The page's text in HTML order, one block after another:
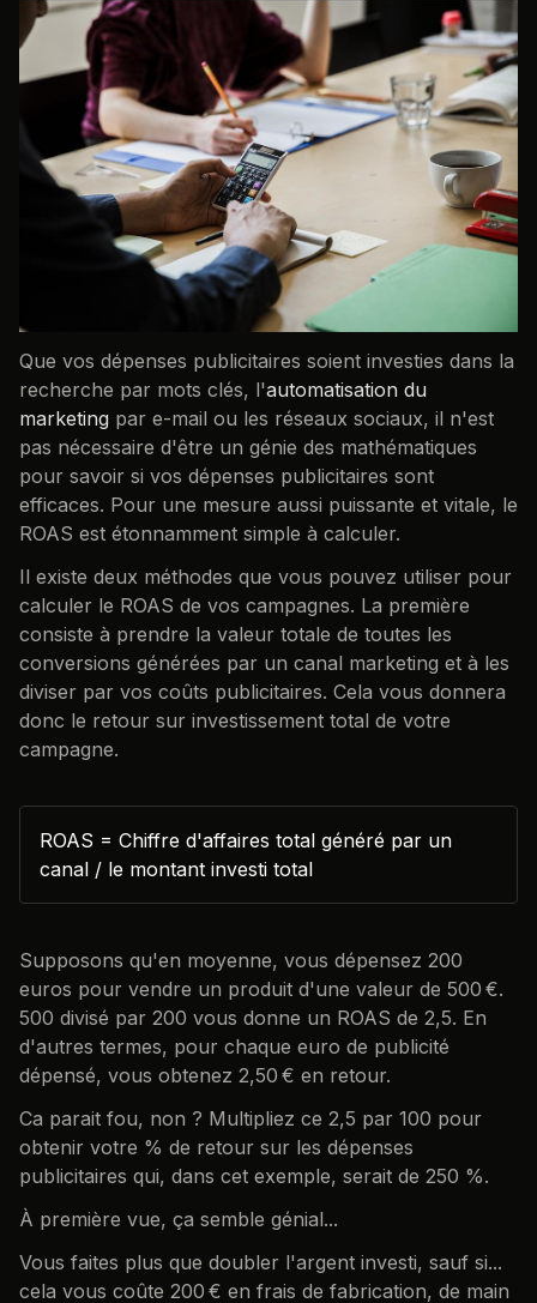
Que vos dépenses publicitaires soient investies dans la
recherche par mots clés, l'automatisation du
marketing par e-mail ou les réseaux sociaux, il n'est
pas nécessaire d'être un génie des mathématiques
pour savoir si vos dépenses publicitaires sont
efficaces. Pour une mesure aussi puissante et vitale, le
ROAS est étonnamment simple à calculer.
Il existe deux méthodes que vous pouvez utiliser pour
calculer le ROAS de vos campagnes. La première
consiste à prendre la valeur totale de toutes les
conversions générées par un canal marketing et à les
diviser par vos coûts publicitaires. Cela vous donnera
donc le retour sur investissement total de votre
campagne.
ROAS = Chiffre d'affaires total généré par un
canal / le montant investi total
Supposons qu'en moyenne, vous dépensez 200
euros pour vendre un produit d'une valeur de 500 €.
500 divisé par 200 vous donne un ROAS de 2,5. En
d'autres termes, pour chaque euro de publicité
dépensé, vous obtenez 2,50 € en retour.
Ca parait fou, non ? Multipliez ce 2,5 par 100 pour
obtenir votre % de retour sur les dépenses
publicitaires qui, dans cet exemple, serait de 250 %.
À première vue, ça semble génial...
Vous faites plus que doubler l'argent investi, sauf si...
cela vous coûte 200 € en frais de fabrication, de main